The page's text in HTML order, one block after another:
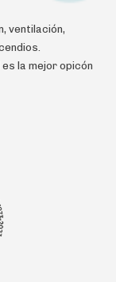
ventilación,
la mejor opicón